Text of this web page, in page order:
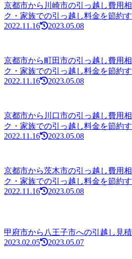
京都市から川崎市の引っ越し費用
ク・家族での引っ越し料金を節約
2022.11.16
2023.05.08
京都市から町田市の引っ越し費用
ク・家族での引っ越し料金を節約
2022.11.16
2023.05.08
京都市から川口市の引っ越し費用
ク・家族での引っ越し料金を節約
2022.11.16
2023.05.08
京都市から茨木市の引っ越し費用
ク・家族での引っ越し料金を節約
2022.11.16
2023.05.08
甲府市から八王子市への引越し見
2023.02.05
2023.05.07